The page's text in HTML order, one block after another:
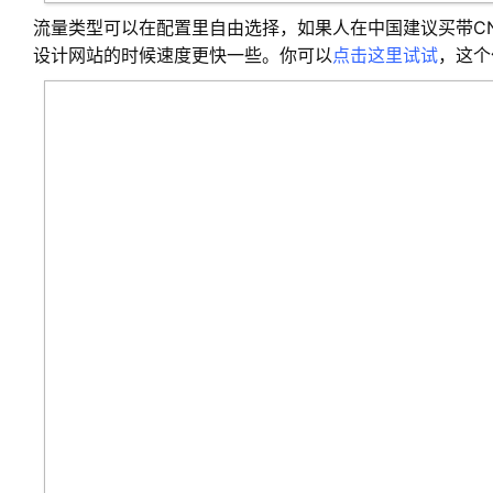
流量类型可以在配置里自由选择，如果人在中国建议买带
设计网站的时候速度更快一些。你可以点击这里试试，这